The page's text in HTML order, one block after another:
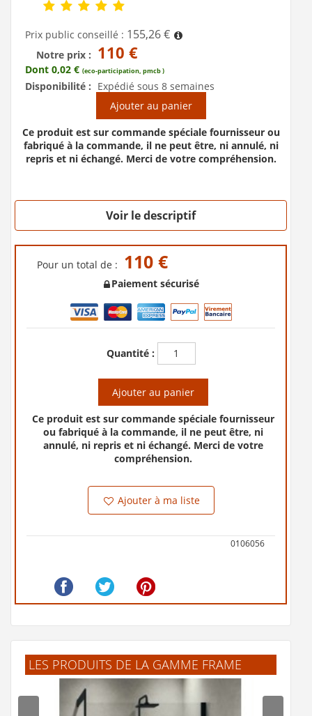
Prix public conseillé : 155,26 €
Notre prix : 110 €
Dont 0,02 € (eco-participation, pmcb )
Disponibilité : Expédié sous 8 semaines
Ajouter au panier
Ce produit est sur commande spéciale fournisseur ou
fabriqué à la commande, il ne peut être, ni annulé, ni
repris et ni échangé. Merci de votre compréhension.
Voir le descriptif
Pour un total de : 110 €
Paiement sécurisé
Quantité :
Ajouter au panier
Ce produit est sur commande spéciale fournisseur
ou fabriqué à la commande, il ne peut être, ni
annulé, ni repris et ni échangé. Merci de votre
compréhension.
Ajouter à ma liste
0106056
LES PRODUITS DE LA GAMME FRAME